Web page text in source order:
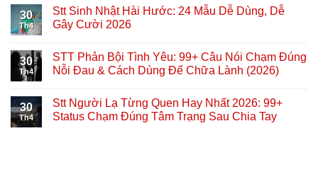
30
Th4
Stt Sinh Nhật Hài Hước: 24 Mẫu Dễ Dùng, Dễ
Gây Cười 2026
30
Th4
STT Phản Bội Tình Yêu: 99+ Câu Nói Chạm Đúng
Nỗi Đau & Cách Dùng Để Chữa Lành (2026)
30
Th4
Stt Người Lạ Từng Quen Hay Nhất 2026: 99+
Status Chạm Đúng Tâm Trạng Sau Chia Tay